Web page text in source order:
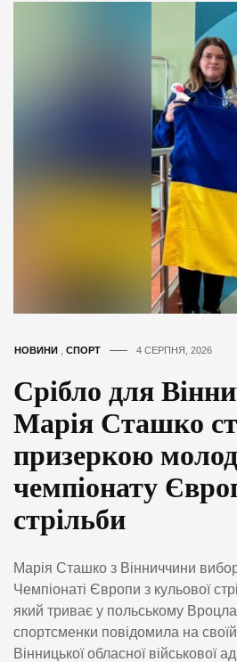
НОВИНИ СПОРТ 4 СЕРПНЯ, 2026
Срібло для
Марія Сташко
призеркою
чемпіонату
стрільби
Марія Сташко з Вінниччини
Чемпіонаті Європи з кульової
який триває у польському
спортсменки повідомила на
Вінницької обласної військової